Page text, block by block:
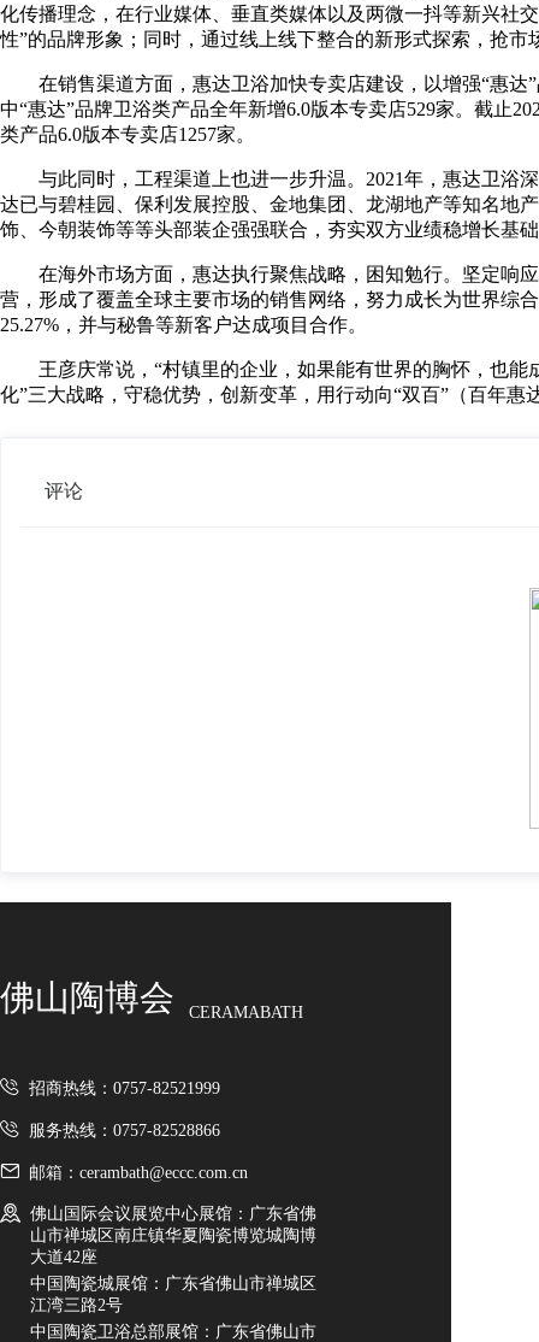
化传播理念，在行业媒体、垂直类媒体以及两微一抖等新兴社
性”的品牌形象；同时，通过线上线下整合的新形式探索，抢
在销售渠道方面，惠达卫浴加快专卖店建设，以增强“惠
中“惠达”品牌卫浴类产品全年新增6.0版本专卖店529家。截止
类产品6.0版本专卖店1257家。
与此同时，工程渠道上也进一步升温。2021年，惠达卫浴
达已与碧桂园、保利发展控股、金地集团、龙湖地产等知名地
饰、今朝装饰等等头部装企强强联合，夯实双方业绩稳增长基
在海外市场方面，惠达执行聚焦战略，困知勉行。坚定响
营，形成了覆盖全球主要市场的销售网络，努力成长为世界综
25.27%，并与秘鲁等新客户达成项目合作。
王彦庆常说，“村镇里的企业，如果能有世界的胸怀，也
化”三大战略，守稳优势，创新变革，用行动向“双百”（百年惠
评论
佛山陶博会 CERAMABATH
招商热线：0757-82521999
服务热线：0757-82528866
邮箱：cerambath@eccc.com.cn
佛山国际会议展览中心展馆：广东省佛
山市禅城区南庄镇华夏陶瓷博览城陶博
大道42座
中国陶瓷城展馆：广东省佛山市禅城区
江湾三路2号
中国陶瓷卫浴总部展馆：广东省佛山市